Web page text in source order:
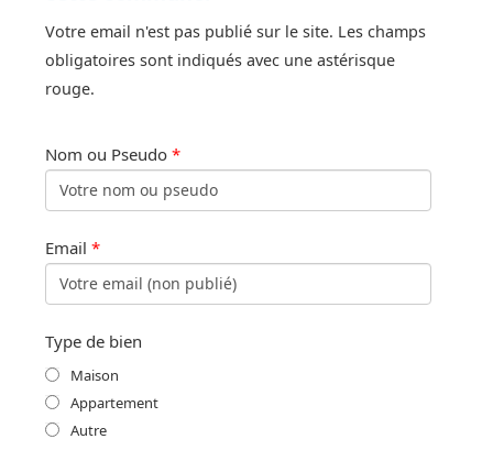
Votre email n'est pas publié sur le site. Les champs
obligatoires sont indiqués avec une astérisque
rouge.
Nom ou Pseudo *
Email *
Type de bien
Maison
Appartement
Autre